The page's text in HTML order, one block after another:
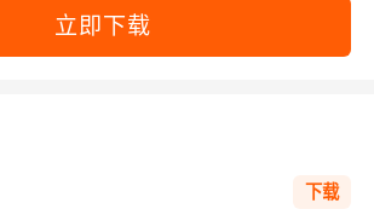
立即下载
下载